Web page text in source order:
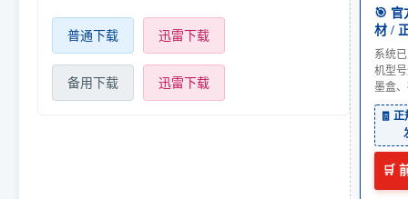
普通下载 迅雷下载
备用下载 迅雷下载
🎯 官
材 /
系统
机型
墨盒
🧾
🛒